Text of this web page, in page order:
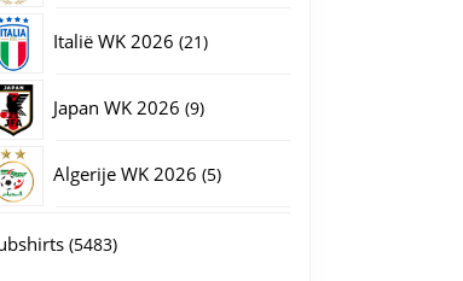
Italië WK 2026 2121
Japan WK 2026 99
Algerije WK 2026 55
54835483